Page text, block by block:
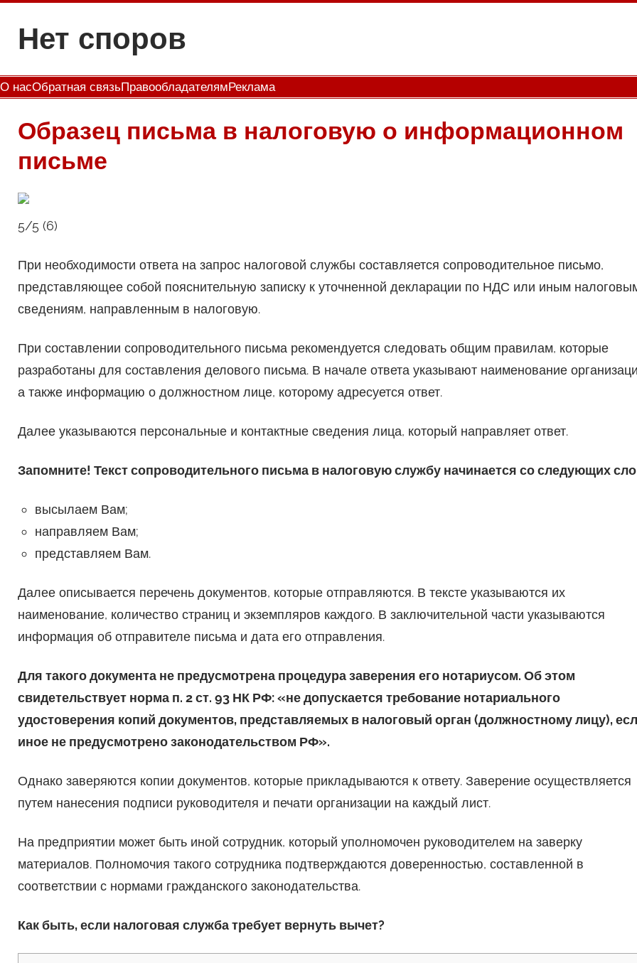
содержимому
Нет споров
О насОбратная связьПравообладателямРеклама
Образец письма в налоговую о информационном
письме
5/5 (6)
При необходимости ответа на запрос налоговой службы составляется сопроводительное письмо,
представляющее собой пояснительную записку к уточненной декларации по НДС или иным
сведениям, направленным в налоговую.
При составлении сопроводительного письма рекомендуется следовать общим правилам, которые
разработаны для составления делового письма. В начале ответа указывают наименование
а также информацию о должностном лице, которому адресуется ответ.
Далее указываются персональные и контактные сведения лица, который направляет ответ.
Запомните! Текст сопроводительного письма в налоговую службу начинается со следующих
высылаем Вам;
направляем Вам;
представляем Вам.
Далее описывается перечень документов, которые отправляются. В тексте указываются их
наименование, количество страниц и экземпляров каждого. В заключительной части указываются
информация об отправителе письма и дата его отправления.
Для такого документа не предусмотрена процедура заверения его нотариусом. Об этом
свидетельствует норма п. 2 ст. 93 НК РФ: «не допускается требование нотариального
удостоверения копий документов, представляемых в налоговый орган (должностному лицу),
иное не предусмотрено законодательством РФ».
Однако заверяются копии документов, которые прикладываются к ответу. Заверение осуществляется
путем нанесения подписи руководителя и печати организации на каждый лист.
На предприятии может быть иной сотрудник, который уполномочен руководителем на заверку
материалов. Полномочия такого сотрудника подтверждаются доверенностью, составленной в
соответствии с нормами гражданского законодательства.
Как быть, если налоговая служба требует вернуть вычет?